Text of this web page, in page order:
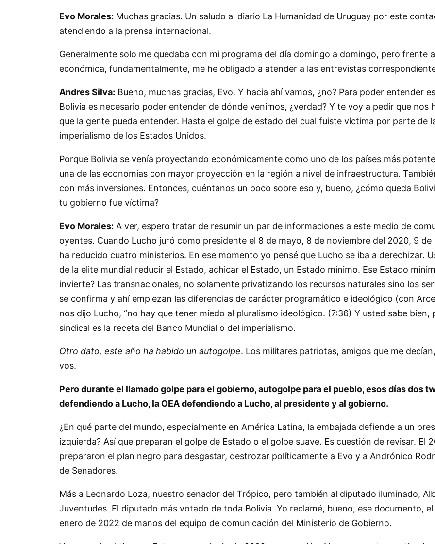
Evo Morales: Muchas gracias. Un saludo al diario La Humanidad de Uruguay por este
atendiendo a la prensa internacional.
Generalmente solo me quedaba con mi programa del día domingo a domingo, pero frente
económica, fundamentalmente, me he obligado a atender a las entrevistas
Andres Silva: Bueno, muchas gracias, Evo. Y hacia ahí vamos, ¿no? Para poder entender
Bolivia es necesario poder entender de dónde venimos, ¿verdad? Y te voy a pedir que nos
que la gente pueda entender. Hasta el golpe de estado del cual fuiste víctima por parte de
imperialismo de los Estados Unidos.
Porque Bolivia se venía proyectando económicamente como uno de los países más
una de las economías con mayor proyección en la región a nivel de infraestructura.
con más inversiones. Entonces, cuéntanos un poco sobre eso y, bueno, ¿cómo queda
tu gobierno fue víctima?
Evo Morales: A ver, espero tratar de resumir un par de informaciones a este medio de
oyentes. Cuando Lucho juró como presidente el 8 de mayo, 8 de noviembre del 2020, 9
ha reducido cuatro ministerios. En ese momento yo pensé que Lucho se iba a derechizar.
de la élite mundial reducir el Estado, achicar el Estado, un Estado mínimo. Ese Estado
invierte? Las transnacionales, no solamente privatizando los recursos naturales sino los
se confirma y ahí empiezan las diferencias de carácter programático e ideológico (con
nos dijo Lucho, “no hay que tener miedo al pluralismo ideológico. (7:36) Y usted sabe bien,
sindical es la receta del Banco Mundial o del imperialismo.
Otro dato, este año ha habido un autogolpe. Los militares patriotas, amigos que me
vos.
Pero durante el llamado golpe para el gobierno, autogolpe para el pueblo, esos días dos
defendiendo a Lucho, la OEA defendiendo a Lucho, al presidente y al gobierno.
¿En qué parte del mundo, especialmente en América Latina, la embajada defiende a un
izquierda? Así que preparan el golpe de Estado o el golpe suave. Es cuestión de revisar. El
prepararon el plan negro para desgastar, destrozar políticamente a Evo y a Andrónico
de Senadores.
Más a Leonardo Loza, nuestro senador del Trópico, pero también al diputado iluminado,
Juventudes. El diputado más votado de toda Bolivia. Yo reclamé, bueno, ese documento,
enero de 2022 de manos del equipo de comunicación del Ministerio de Gobierno.